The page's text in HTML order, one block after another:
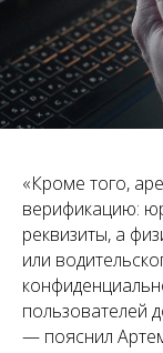
«Кроме того,
верификацию:
реквизиты, а
или
пользователей
— пояснил